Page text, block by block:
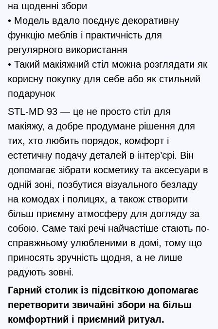
на щоденні збори
• Модель вдало поєднує декоративну
функцію меблів і практичність для
регулярного використання
• Такий макіяжний стіл можна розглядати як
корисну покупку для себе або як стильний
подарунок
STL-MD 93 — це не просто стіл для
макіяжу, а добре продумане рішення для
тих, хто любить порядок, комфорт і
естетичну подачу деталей в інтер’єрі. Він
допомагає зібрати косметику та аксесуари в
одній зоні, позбутися візуального безладу
на комодах і полицях, а також створити
більш приємну атмосферу для догляду за
собою. Саме такі речі найчастіше стають по-
справжньому улюбленими в домі, тому що
приносять зручність щодня, а не лише
радують зовні.
Гарний столик із підсвіткою допомагає
перетворити звичайні збори на більш
комфортний і приємний ритуал.